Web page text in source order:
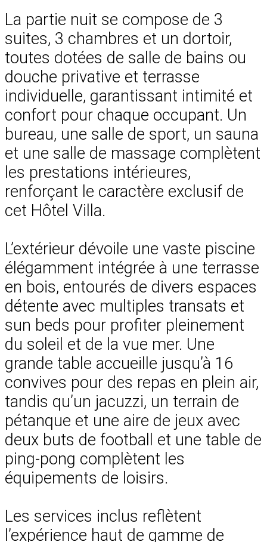
La partie nuit se compose de 3
suites, 3 chambres et un dortoir,
toutes dotées de salle de bains ou
douche privative et terrasse
individuelle, garantissant intimité et
confort pour chaque occupant. Un
bureau, une salle de sport, un sauna
et une salle de massage complètent
les prestations intérieures,
renforçant le caractère exclusif de
cet Hôtel Villa.
L’extérieur dévoile une vaste piscine
élégamment intégrée à une terrasse
en bois, entourés de divers espaces
détente avec multiples transats et
sun beds pour profiter pleinement
du soleil et de la vue mer. Une
grande table accueille jusqu’à 16
convives pour des repas en plein air,
tandis qu’un jacuzzi, un terrain de
pétanque et une aire de jeux avec
deux buts de football et une table de
ping-pong complètent les
équipements de loisirs.
Les services inclus reflètent
l’expérience haut de gamme de